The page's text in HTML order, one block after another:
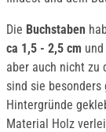
Die Buchstaben
ca 1,5 - 2,5 cm
aber auch nicht zu
sind sie
Hintergründe
Material Holz